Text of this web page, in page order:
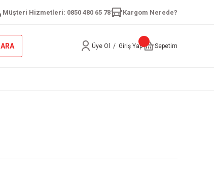
Müşteri Hizmetleri: 0850 480 65 78 Kargom Nerede?
ARA Üye Ol / Giriş Yap Sepetim